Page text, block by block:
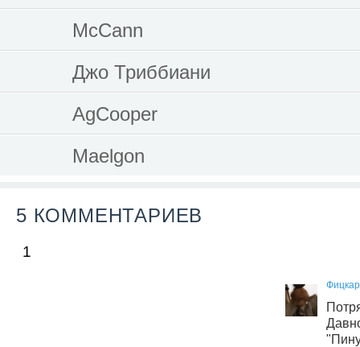
McCann
Джо Триббиани
AgCooper
Maelgon
5 КОММЕНТАРИЕВ
1